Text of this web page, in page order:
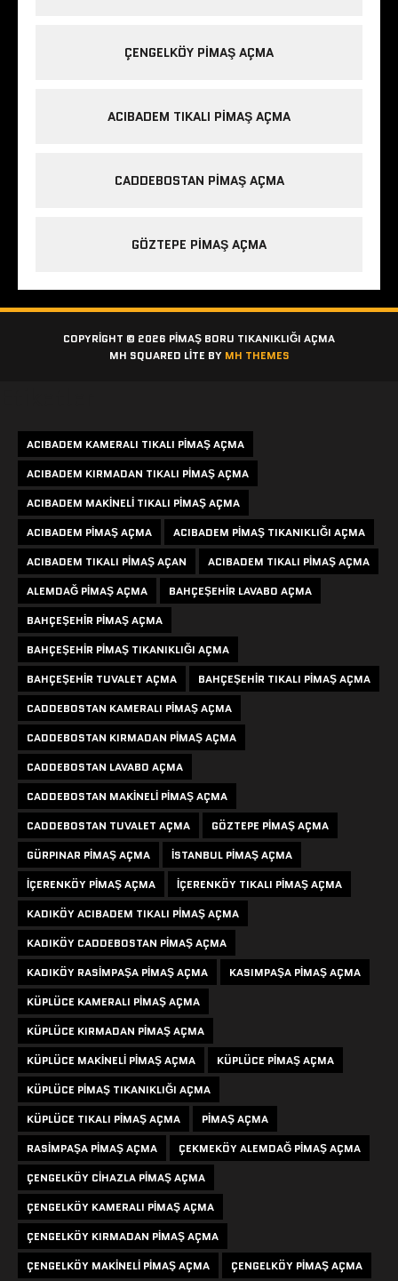
ÇENGELKÖY PIMAŞ AÇMA
ACIBADEM TIKALI PIMAŞ AÇMA
CADDEBOSTAN PIMAŞ AÇMA
GÖZTEPE PIMAŞ AÇMA
COPYRIGHT © 2026 PIMAŞ BORU TIKANIKLIĞI AÇMA
MH SQUARED LITE BY MH THEMES
ACIBADEM KAMERALI TIKALI PIMAŞ AÇMA
ACIBADEM KIRMADAN TIKALI PIMAŞ AÇMA
ACIBADEM MAKINELI TIKALI PIMAŞ AÇMA
ACIBADEM PIMAŞ AÇMA
ACIBADEM PIMAŞ TIKANIKLIĞI AÇMA
ACIBADEM TIKALI PIMAŞ AÇAN
ACIBADEM TIKALI PIMAŞ AÇMA
ALEMDAĞ PIMAŞ AÇMA
BAHÇEŞEHIR LAVABO AÇMA
BAHÇEŞEHIR PIMAŞ AÇMA
BAHÇEŞEHIR PIMAŞ TIKANIKLIĞI AÇMA
BAHÇEŞEHIR TUVALET AÇMA
BAHÇEŞEHIR TIKALI PIMAŞ AÇMA
CADDEBOSTAN KAMERALI PIMAŞ AÇMA
CADDEBOSTAN KIRMADAN PIMAŞ AÇMA
CADDEBOSTAN LAVABO AÇMA
CADDEBOSTAN MAKINELI PIMAŞ AÇMA
CADDEBOSTAN TUVALET AÇMA
GÖZTEPE PIMAŞ AÇMA
GÜRPINAR PIMAŞ AÇMA
ISTANBUL PIMAŞ AÇMA
IÇERENKÖY PIMAŞ AÇMA
IÇERENKÖY TIKALI PIMAŞ AÇMA
KADIKÖY ACIBADEM TIKALI PIMAŞ AÇMA
KADIKÖY CADDEBOSTAN PIMAŞ AÇMA
KADIKÖY RASIMPAŞA PIMAŞ AÇMA
KASIMPAŞA PIMAŞ AÇMA
KÜPLÜCE KAMERALI PIMAŞ AÇMA
KÜPLÜCE KIRMADAN PIMAŞ AÇMA
KÜPLÜCE MAKINELI PIMAŞ AÇMA
KÜPLÜCE PIMAŞ AÇMA
KÜPLÜCE PIMAŞ TIKANIKLIĞI AÇMA
KÜPLÜCE TIKALI PIMAŞ AÇMA
PIMAŞ AÇMA
RASIMPAŞA PIMAŞ AÇMA
ÇEKMEKÖY ALEMDAĞ PIMAŞ AÇMA
ÇENGELKÖY CIHAZLA PIMAŞ AÇMA
ÇENGELKÖY KAMERALI PIMAŞ AÇMA
ÇENGELKÖY KIRMADAN PIMAŞ AÇMA
ÇENGELKÖY MAKINELI PIMAŞ AÇMA
ÇENGELKÖY PIMAŞ AÇMA